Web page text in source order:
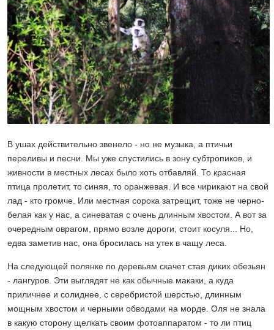
В ушах действительно звенело - но не музыка, а птичьи
переливы и песни. Мы уже спустились в зону субтропиков, и
живности в местных лесах было хоть отбавляй. То красная
птица пролетит, то синяя, то оранжевая. И все чирикают на свой
лад - кто громче. Или местная сорока затрещит, тоже не черно-
белая как у нас, а синеватая с очень длинным хвостом. А вот за
очередным оврагом, прямо возле дороги, стоит косуля... Но,
едва заметив нас, она бросилась на утек в чащу леса.
На следующей полянке по деревьям скачет стая диких обезьян
- лангуров. Эти выглядят не как обычные макаки, а куда
приличнее и солиднее, с серебристой шерстью, длинным
мощным хвостом и черными обводами на морде. Оля не знала
в какую сторону щелкать своим фотоаппаратом - то ли птиц